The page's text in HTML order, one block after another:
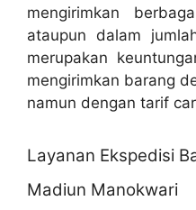
mengirimkan
ataupun dalam
merupakan
mengirimkan barang
namun dengan tarif
Layanan Ekspedisi
Madiun Manokwari